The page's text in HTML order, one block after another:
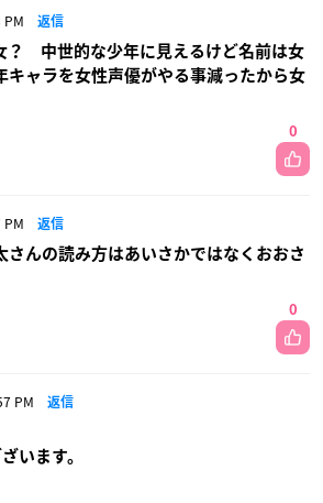
返信
？ 中世的な少年に見えるけど名前は女
キャラを女性声優がやる事減ったから女
0
返信
さんの読み方はあいさかではなくおおさ
0
PM 返信
います。